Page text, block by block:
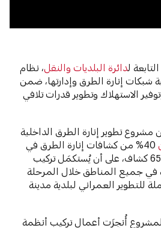
ل دائرة البلديات والنقل ، نظام
شبكات إنارة الطرق وإدارتها، ضمن
الاستهلاك وتطوير قدرات تلافي
تطوير إنارة الطرق الداخلية
40% من كشافات إنارة الطرق في
العين، ويبلغ عددها 65,000 كشاف، على أن يُستكمَل تركيب
في جميع المناطق خلال المرحلة
للتطوير العمراني لبلدية مدينة
أُنجِزَت أعمال تركيب أنظمة